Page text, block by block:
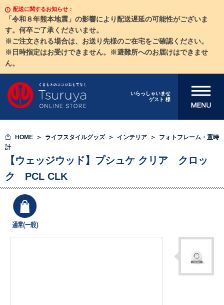
配送に関するお知らせ：
「令和８年熊本地震」の影響により配送遅延の可能性がございま
す。何卒ご了承くださいませ。
※ご注文される場合は、お送り先様のご在宅をご確認ください。
※日時指定はお受けできません。※避難所へのお届けはできませ
ん。
いらっしゃいませ
ゲスト 様
メニューを開
HOME ライフスタイルグッズ インテリア
フォトフレーム・置時
計
【ウェッジウッド】プシュケ クリア クロッ
ク PCL CLK